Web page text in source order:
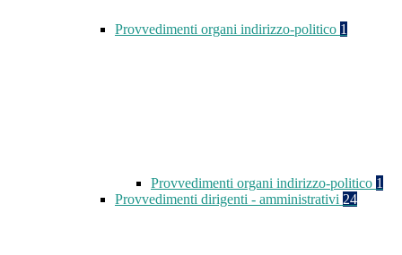
Provvedimenti organi indirizzo-politico 1
Provvedimenti organi indirizzo-politico 1
Provvedimenti dirigenti - amministrativi 24